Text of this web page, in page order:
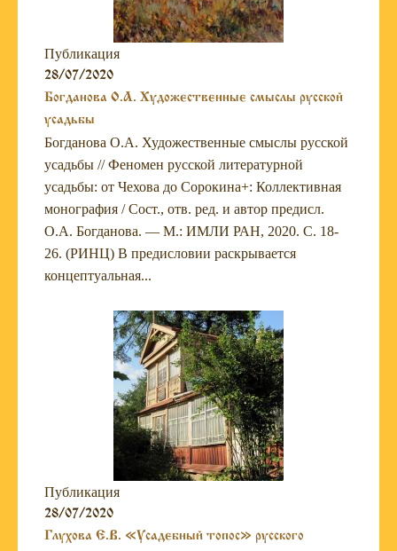
Публикация
28/07/2020
Богданова О.А. Художественные смыслы русской
усадьбы
Богданова О.А. Художественные смыслы русской
усадьбы // Феномен русской литературной
усадьбы: от Чехова до Сорокина+: Коллективная
монография / Сост., отв. ред. и автор предисл.
О.А. ­Богданова. — М.: ИМЛИ РАН, 2020. С. 18-
26. (РИНЦ) В предисловии раскрывается
концептуальная...
Публикация
28/07/2020
Глухова Е.В. «Усадебный топос» русского